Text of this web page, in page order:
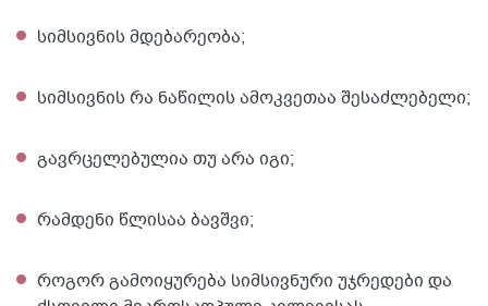
სიმსივნის მდებარეობა;
სიმსივნის რა ნაწილის ამოკვეთაა შესაძლებელი;
გავრცელებულია თუ არა იგი;
რამდენი წლისაა ბავშვი;
როგორ გამოიყურება სიმსივნური უჯრედები და